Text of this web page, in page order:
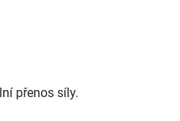
přenos síly.